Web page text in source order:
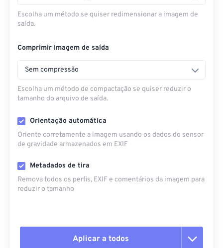
Escolha um método se quiser redimensionar a imagem de
saída.
Comprimir imagem de saída
Sem compressão
Escolha um método de compactação se quiser reduzir o
tamanho do arquivo de saída.
Orientação automática
Oriente corretamente a imagem usando os dados do sensor
de gravidade armazenados em EXIF
Metadados de tira
Remova todos os perfis, EXIF ​​e comentários da imagem para
reduzir o tamanho
Aplicar a todos